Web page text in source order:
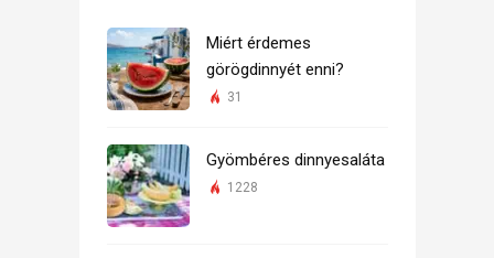
Miért érdemes
görögdinnyét enni?
31
Gyömbéres dinnyesaláta
1228